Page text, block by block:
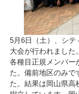
5月6日（土）、シ
大会が行われました
各種目正規メンバー
た。備前地区のみで
た。結果は岡山県高